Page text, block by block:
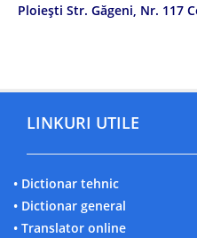
Ploiești Str. Găgeni, Nr. 117
LINKURI UTILE
• Dictionar tehnic
• Dictionar general
• Translator online